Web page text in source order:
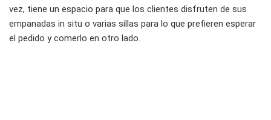
vez, tiene un espacio para que los clientes disfruten de sus
empanadas in situ o varias sillas para lo que prefieren esperar
el pedido y comerlo en otro lado.